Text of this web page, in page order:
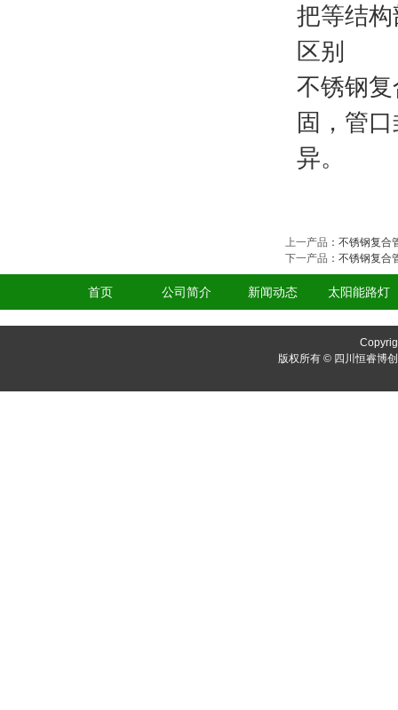
把等结
区别
不锈钢
固，管
异。
上一产品 ： 不锈钢复合
下一产品 ： 不锈钢复合
首页 公司简介 新闻动态 太阳能路灯
版权所有 © 四川恒睿博